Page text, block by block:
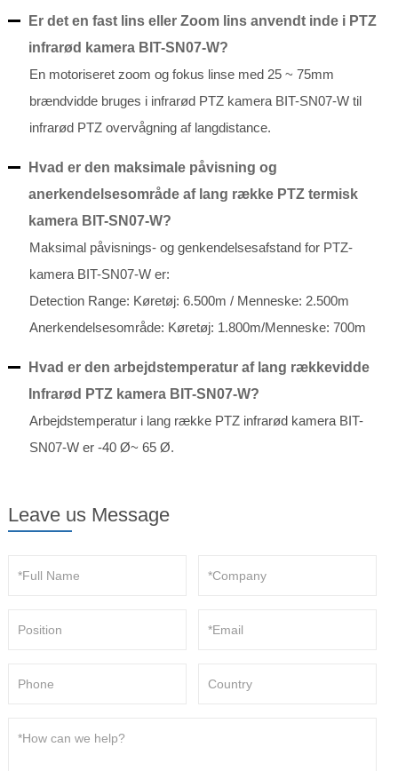
Er det en fast lins eller Zoom lins anvendt inde i PTZ
infrarød kamera BIT-SN07-W?
En motoriseret zoom og fokus linse med 25 ~ 75mm
brændvidde bruges i infrarød PTZ kamera BIT-SN07-W til
infrarød PTZ overvågning af langdistance.
Hvad er den maksimale påvisning og
anerkendelsesområde af lang række PTZ termisk
kamera BIT-SN07-W?
Maksimal påvisnings- og genkendelsesafstand for PTZ-
kamera BIT-SN07-W er:
Detection Range: Køretøj: 6.500m / Menneske: 2.500m
Anerkendelsesområde: Køretøj: 1.800m/Menneske: 700m
Hvad er den arbejdstemperatur af lang rækkevidde
Infrarød PTZ kamera BIT-SN07-W?
Arbejdstemperatur i lang række PTZ infrarød kamera BIT-
SN07-W er -40 Ø~ 65 Ø.
Leave us Message